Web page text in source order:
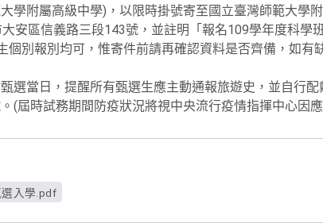
學附屬高級中學)，以限時掛號寄至國立臺灣師範大學
安區信義路三段143號，並註明「報名109學年度科學
個別報別均可，惟寄件前請再確認資料是否齊備，如有
選當日，提醒所有甄選生應主動通報旅遊史，並自行
(屆時試務期間防疫狀況將視中央流行疫情指揮中心因
入學.pdf